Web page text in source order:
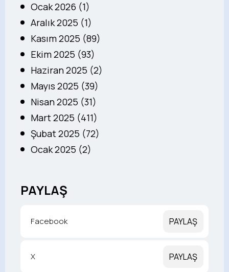
Ocak 2026 (1)
Aralık 2025 (1)
Kasım 2025 (89)
Ekim 2025 (93)
Haziran 2025 (2)
Mayıs 2025 (39)
Nisan 2025 (31)
Mart 2025 (411)
Şubat 2025 (72)
Ocak 2025 (2)
PAYLAŞ
Facebook PAYLAŞ
X PAYLAŞ